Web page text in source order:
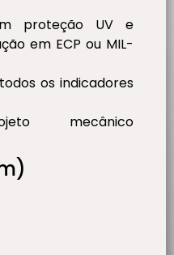
proteção UV e
em ECP ou MIL-
os indicadores
mecânico